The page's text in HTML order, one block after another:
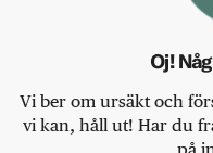
Oj!
Vi ber om ursäkt och
vi kan, håll ut! Har du